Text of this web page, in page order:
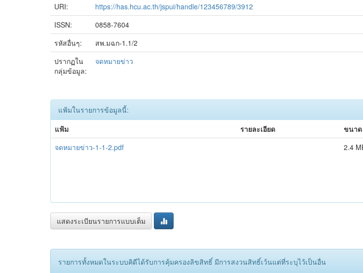
URI:
https://has.hcu.ac.th/jspui/handle/123456789/3912
ISSN:
0858-7604
รหัสอื่นๆ:
สพ.มฉก-1.1/2
ปรากฏใน
กลุ่มข้อมูล:
จดหมายข่าว
แฟ้มในรายการข้อมูลนี้:
แฟ้ม
รายละเอียด ขนาด
จดหมายข่าว-1-1-2.pdf
2.4
แสดงระเบียนรายการแบบเต็ม
รายการทั้งหมดในระบบคิดีได้รับการคุ้มครองลิขสิทธิ์ มีการสงวนสิทธิ์เว้นแต่ที่ระบุไว้เป็นอื่น